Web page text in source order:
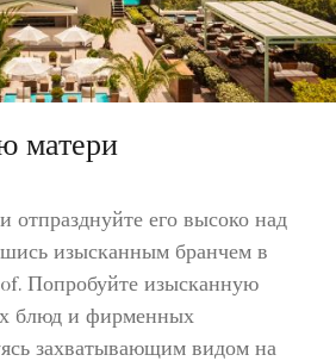
матери
отпразднуйте его высоко над
изысканным бранчем в
Попробуйте изысканную
блюд и фирменных
захватывающим видом на